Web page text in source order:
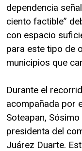
dependencia
ciento factible”
con espacio
para este tipo de
municipios que
Durante el
acompañada por
Soteapan,
presidenta del
Juárez Duarte.